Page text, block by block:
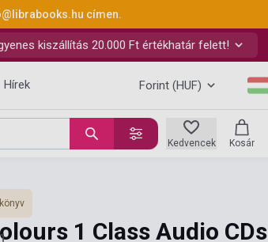
címen.
kiszállítás 20.000 Ft értékhatár felett!
Hírek Forint (HUF)
Kedvencek Kosár
1 Class Audio CDs